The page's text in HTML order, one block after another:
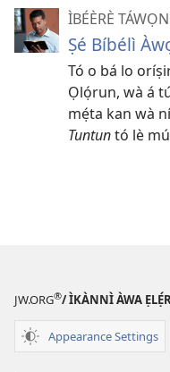
ÌBÉÈRÈ
Ṣé Bíbélì
Tó o bá lo
Ọlọ́run, wà á
mẹ́ta kan wà
Tuntuntó lè
JW.ORG®/ ÌKÀNNÌ ÀWA
Appearance Settings